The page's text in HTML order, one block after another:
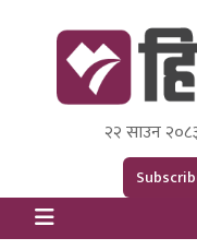
Himal Press
Dot NewsyNepal
२२ साउन